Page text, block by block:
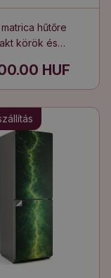
hűtőre
körök és
HUF